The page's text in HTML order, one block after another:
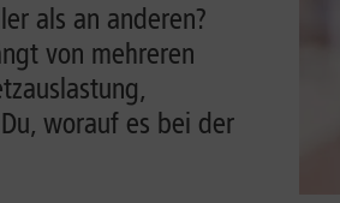
als an anderen?
von mehreren
worauf es bei der